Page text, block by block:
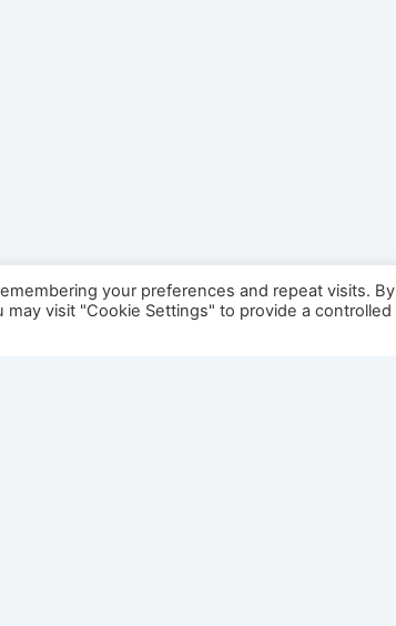
your preferences and repeat visits. By
visit "Cookie Settings" to provide a controlled